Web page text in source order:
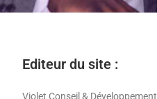
Editeur du site :
Violet Conseil & Développement